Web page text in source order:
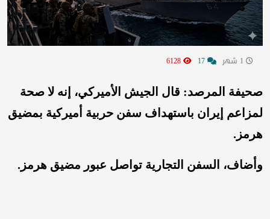
صحيفة المرصد: قال الجيش الأميركي، إنه لا صحة
لمزاعم إيران باستهداف سفن حربية أميركية بمضيق
هرمز.
وأضاف، السفن التجارية تواصل عبور مضيق هرمز.